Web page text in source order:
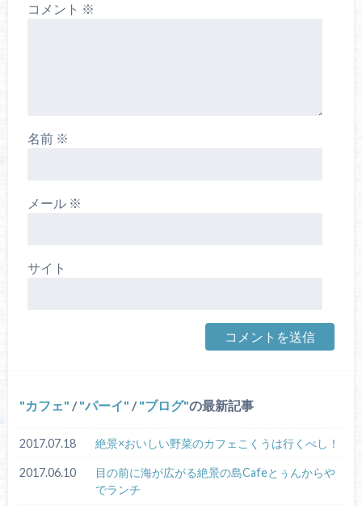
コメント ※
名前 ※
メール ※
サイト
カフェ / パーイ / ブログ の最新記事
2017.07.18 絶景×おいしい野菜のカフェこくうは行くべし！
2017.06.10
目の前に海が広がる絶景の島Cafeとぅんからや
でランチ